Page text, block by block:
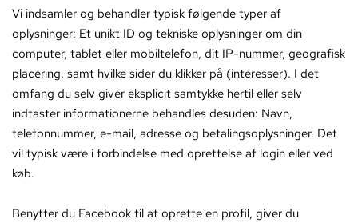
Vi indsamler og behandler typisk følgende typer af
oplysninger: Et unikt ID og tekniske oplysninger om din
computer, tablet eller mobiltelefon, dit IP-nummer, geografisk
placering, samt hvilke sider du klikker på (interesser). I det
omfang du selv giver eksplicit samtykke hertil eller selv
indtaster informationerne behandles desuden: Navn,
telefonnummer, e-mail, adresse og betalingsoplysninger. Det
vil typisk være i forbindelse med oprettelse af login eller ved
køb.
Benytter du Facebook til at oprette en profil, giver du